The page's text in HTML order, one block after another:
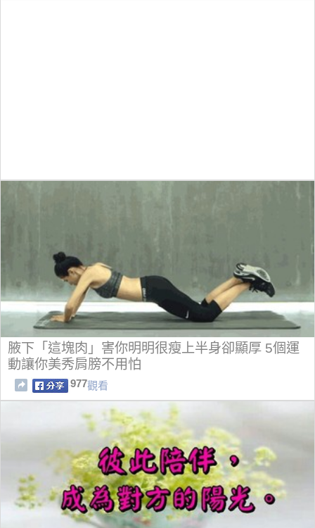
腋下「這塊肉」害你明明很瘦上半身卻顯厚 5個運
動讓你美秀肩膀不用怕
977觀看